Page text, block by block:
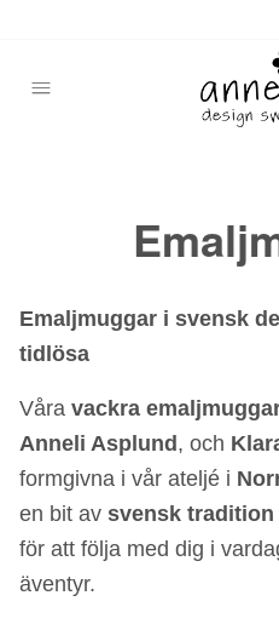
Emaljmuggar i svensk
tidlösa
Våra vackra
Anneli Asplund , och
formgivna i vår ateljé i
en bit av svensk
för att följa med dig i
äventyr.